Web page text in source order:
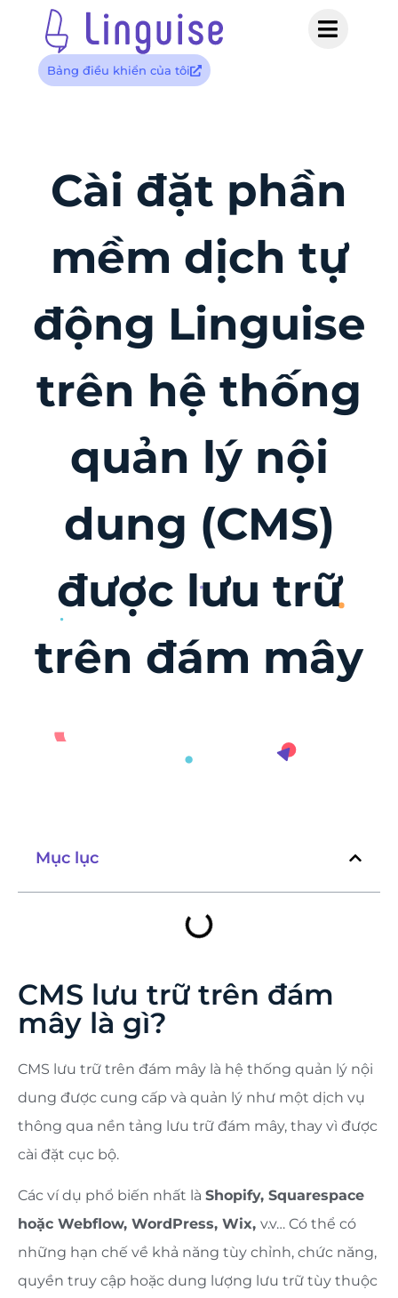
Bảng điều khiển của tôi
Cài đặt phần
mềm dịch tự
động Linguise
trên hệ thống
quản lý nội
dung (CMS)
được lưu trữ
trên đám mây
Mục lục
CMS lưu trữ trên đám
mây là gì?
CMS lưu trữ trên đám mây là hệ thống quản lý nội
dung được cung cấp và quản lý như một dịch vụ
thông qua nền tảng lưu trữ đám mây, thay vì được
cài đặt cục bộ.
Các ví dụ phổ biến nhất là Shopify, Squarespace
hoặc Webflow, WordPress, Wix, v.v… Có thể có
những hạn chế về khả năng tùy chỉnh, chức năng,
quyền truy cập hoặc dung lượng lưu trữ tùy thuộc